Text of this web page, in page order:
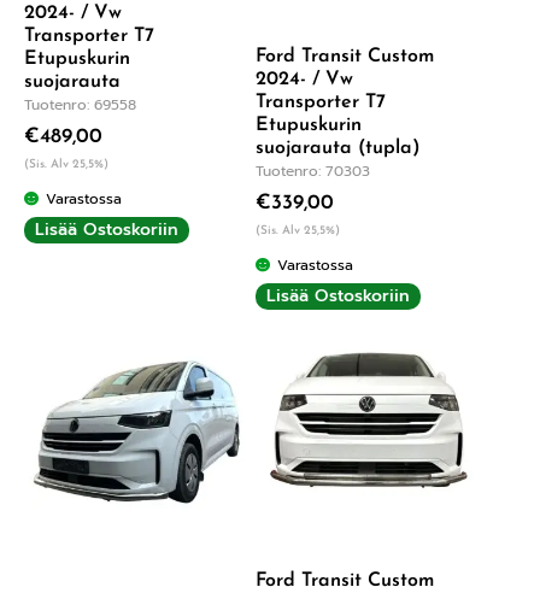
2024- / Vw
Transporter T7
Etupuskurin
suojarauta
Tuotenro: 69558
€489,00
(Sis. Alv 25,5%)
Varastossa
Lisää Ostoskoriin
Ford Transit Custom
2024- / Vw
Transporter T7
Etupuskurin
suojarauta (tupla)
Tuotenro: 70303
€339,00
(Sis. Alv 25,5%)
Varastossa
Lisää Ostoskoriin
Ford Transit Custom